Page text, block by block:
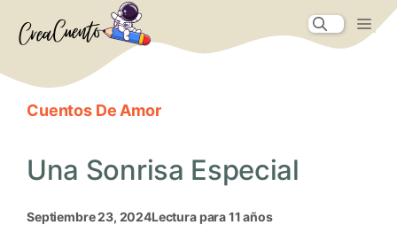
Cuentos De Amor
Una Sonrisa Especial
septiembre 23, 2024Lectura para 11 años